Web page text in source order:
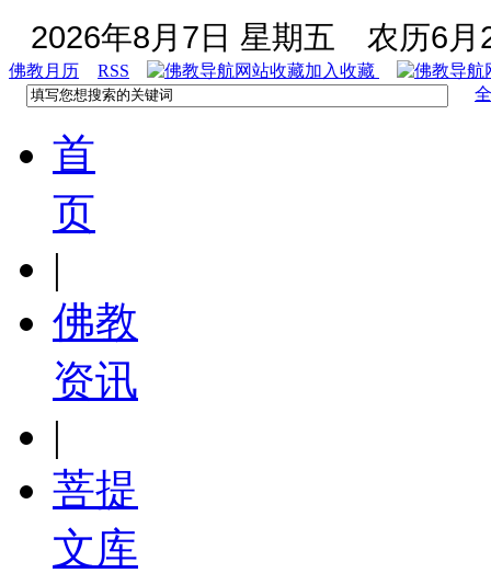
2026年8月7日 星期五 农历6月
佛教月历 RSS
加入收藏
首
页
|
佛教
资讯
|
菩提
文库